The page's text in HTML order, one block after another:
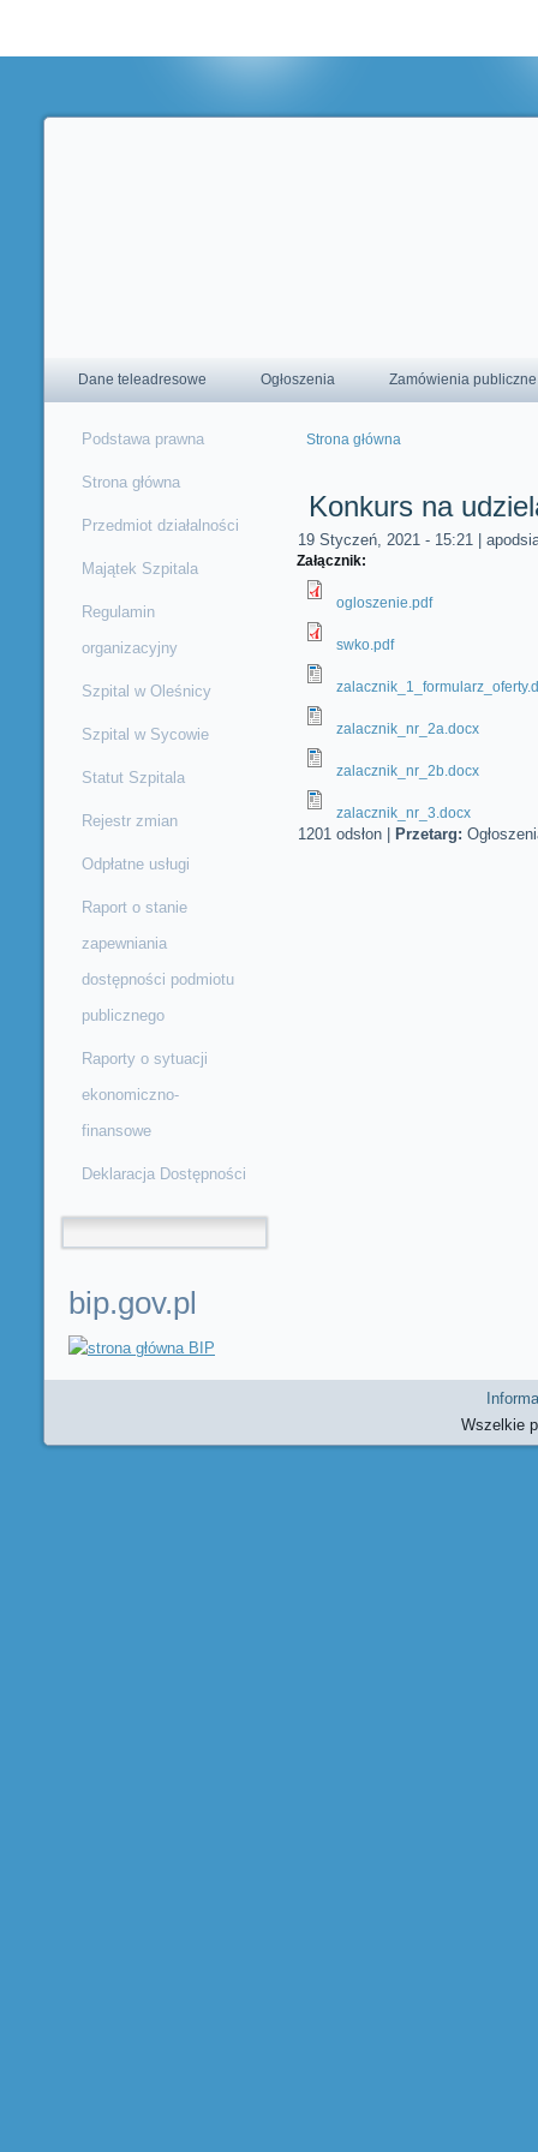
Dane teleadresowe Ogłoszenia Zamówienia publiczne
Podstawa prawna
Strona główna
Przedmiot działalności
Majątek Szpitala
Regulamin
organizacyjny
Szpital w Oleśnicy
Szpital w Sycowie
Statut Szpitala
Rejestr zmian
Odpłatne usługi
Raport o stanie
zapewniania
dostępności podmiotu
publicznego
Raporty o sytuacji
ekonomiczno-
finansowe
Deklaracja Dostępności
Formularz wyszukiwania
Strona główna
Konkurs na
19 Styczeń, 2021 - 15:21
Załącznik:
ogloszenie.pdf
swko.pdf
zalacznik_nr_2a.docx
zalacznik_nr_2b.docx
zalacznik_nr_3.docx
1201 odsłon Przetarg:
bip.gov.pl
Wszelkie